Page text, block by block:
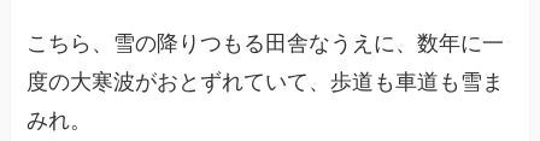
こちら、雪の降りつもる田舎なうえに、数年に一
度の大寒波がおとずれていて、歩道も車道も雪ま
みれ。